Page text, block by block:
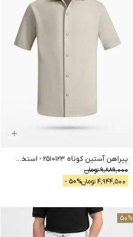
پیراهن آستین کوتاه 2510123 - استخوانی
9,889,000تومان
4,944,500 تومان 50% -
50%